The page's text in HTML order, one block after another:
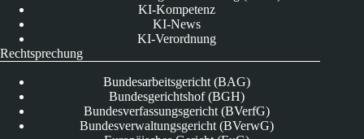
KI-Kompetenz
KI-News
KI-Verordnung
Rechtsprechung
Bundesarbeitsgericht (BAG)
Bundesgerichtshof (BGH)
Bundesverfassungsgericht (BVerfG)
Bundesverwaltungsgericht (BVerwG)